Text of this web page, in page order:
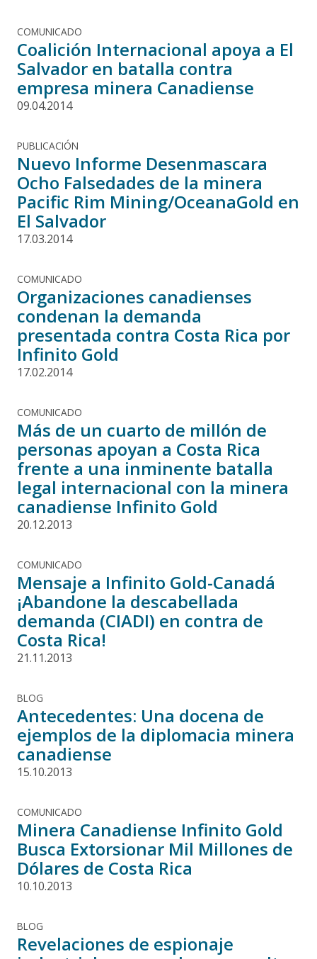
COMUNICADO
Coalición Internacional apoya a El
Salvador en batalla contra
empresa minera Canadiense
09.04.2014
PUBLICACIÓN
Nuevo Informe Desenmascara
Ocho Falsedades de la minera
Pacific Rim Mining/OceanaGold en
El Salvador
17.03.2014
COMUNICADO
Organizaciones canadienses
condenan la demanda
presentada contra Costa Rica por
Infinito Gold
17.02.2014
COMUNICADO
Más de un cuarto de millón de
personas apoyan a Costa Rica
frente a una inminente batalla
legal internacional con la minera
canadiense Infinito Gold
20.12.2013
COMUNICADO
Mensaje a Infinito Gold-Canadá
¡Abandone la descabellada
demanda (CIADI) en contra de
Costa Rica!
21.11.2013
BLOG
Antecedentes: Una docena de
ejemplos de la diplomacia minera
canadiense
15.10.2013
COMUNICADO
Minera Canadiense Infinito Gold
Busca Extorsionar Mil Millones de
Dólares de Costa Rica
10.10.2013
BLOG
Revelaciones de espionaje